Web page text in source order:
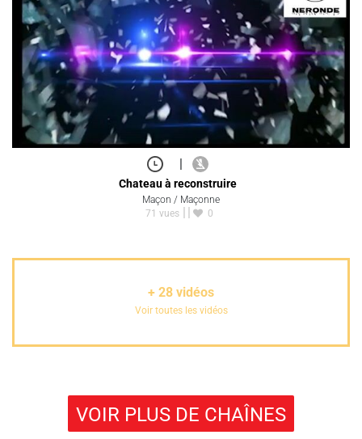
|
Chateau à reconstruire
Maçon / Maçonne
71 vues
0
+ 28 vidéos
Voir toutes les vidéos
VOIR PLUS DE CHAÎNES